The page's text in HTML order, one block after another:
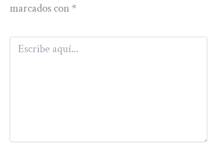
marcados con *
Escribe
aquí...